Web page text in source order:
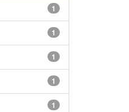
1
1
1
1
1